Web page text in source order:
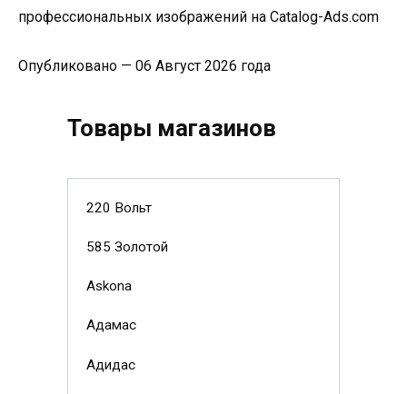
профессиональных изображений на Catalog-Ads.com
Опубликовано — 06 Август 2026 года
Товары магазинов
220 Вольт
585 Золотой
Askona
Адамас
Адидас